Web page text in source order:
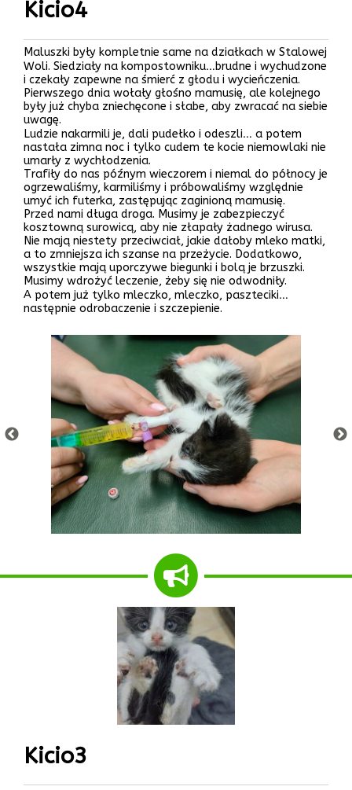
Kicio4
Maluszki były kompletnie same na działkach w Stalowej
Woli. Siedziały na kompostowniku…brudne i wychudzone
i czekały zapewne na śmierć z głodu i wycieńczenia.
Pierwszego dnia wołały głośno mamusię, ale kolejnego
były już chyba zniechęcone i słabe, aby zwracać na siebie
uwagę.
Ludzie nakarmili je, dali pudełko i odeszli… a potem
nastała zimna noc i tylko cudem te kocie niemowlaki nie
umarły z wychłodzenia.
Trafiły do nas późnym wieczorem i niemal do północy je
ogrzewaliśmy, karmiliśmy i próbowaliśmy względnie
umyć ich futerka, zastępując zaginioną mamusię.
Przed nami długa droga. Musimy je zabezpieczyć
kosztowną surowicą, aby nie złapały żadnego wirusa.
Nie mają niestety przeciwciał, jakie dałoby mleko matki,
a to zmniejsza ich szanse na przeżycie. Dodatkowo,
wszystkie mają uporczywe biegunki i bolą je brzuszki.
Musimy wdrożyć leczenie, żeby się nie odwodniły.
A potem już tylko mleczko, mleczko, paszteciki…
następnie odrobaczenie i szczepienie.
Kicio3